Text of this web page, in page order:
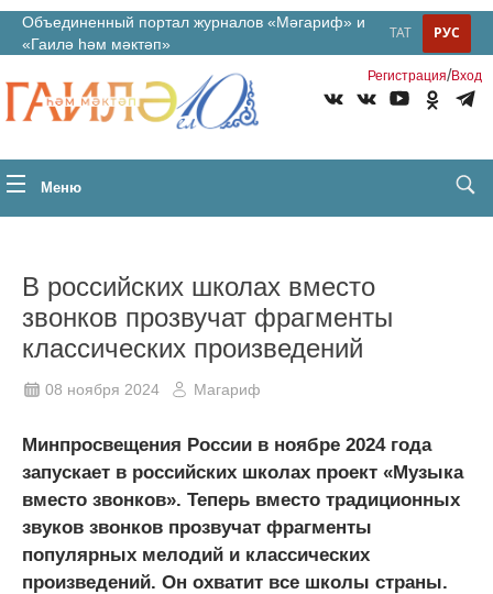
Объединенный портал журналов «Мәгариф» и
«Гаилә һәм мәктәп»
РУС
ТАТ
Регистрация/Вход
Меню
В российских школах вместо
звонков прозвучат фрагменты
классических произведений
08 ноября 2024 Магариф
Минпросвещения России в ноябре 2024 года
запускает в российских школах проект «Музыка
вместо звонков». Теперь вместо традиционных
звуков звонков прозвучат фрагменты
популярных мелодий и классических
произведений. Он охватит все школы страны.